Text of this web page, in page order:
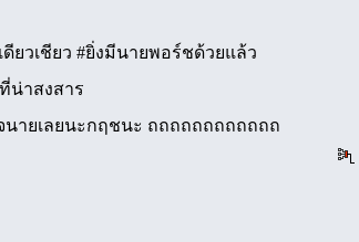
วเชียว #ยิ่งมีนายพอร์ชด้วยแล้ว
น่าสงสาร
นายเลยนะกฤชนะ ถถถถถถถถถถถถ